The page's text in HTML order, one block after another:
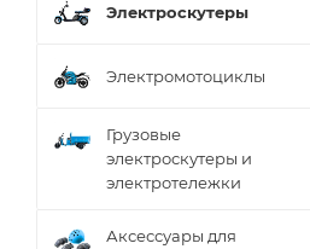
Электроскутеры
Электромотоциклы
Грузовые
электроскутеры и
электротележки
Аксессуары для